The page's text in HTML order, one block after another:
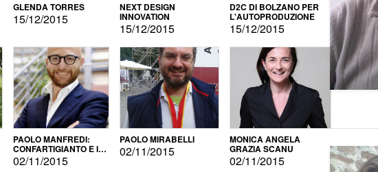
GLENDA TORRES
15/12/2015
NEXT DESIGN
INNOVATION
15/12/2015
D2C DI BOLZANO PER
L'AUTOPRODUZIONE
15/12/2015
PAOLO MANFREDI:
CONFARTIGIANTO E IL
SONDAGGIO
02/11/2015
PAOLO MIRABELLI
02/11/2015
MONICA ANGELA
GRAZIA SCANU
02/11/2015